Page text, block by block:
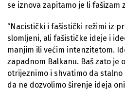
se iznova zapitamo je li fašizam
“Nacistički i fašistički režimi iz
slomljeni, ali fašističke ideje i
manjim ili većim intenzitetom.
zapadnom Balkanu. Baš zato je
otrijeznimo i shvatimo da
da ne dozvolimo širenje ideja